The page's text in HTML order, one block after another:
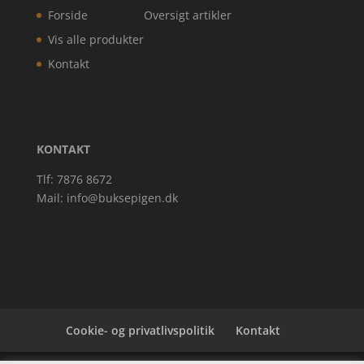
Forside
Vis alle produkter
Kontakt
Oversigt artikler
KONTAKT
Tlf: 7876 8672
Mail: info@buksepigen.dk
Cookie- og privatlivspolitik Kontakt